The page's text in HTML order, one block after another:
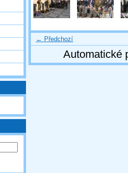
← Předchozí
Automatické